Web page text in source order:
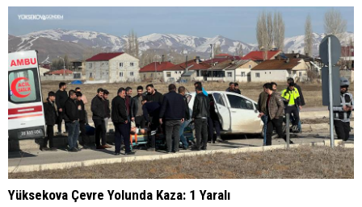
Yüksekova Çevre Yolunda Kaza: 1 Yaralı